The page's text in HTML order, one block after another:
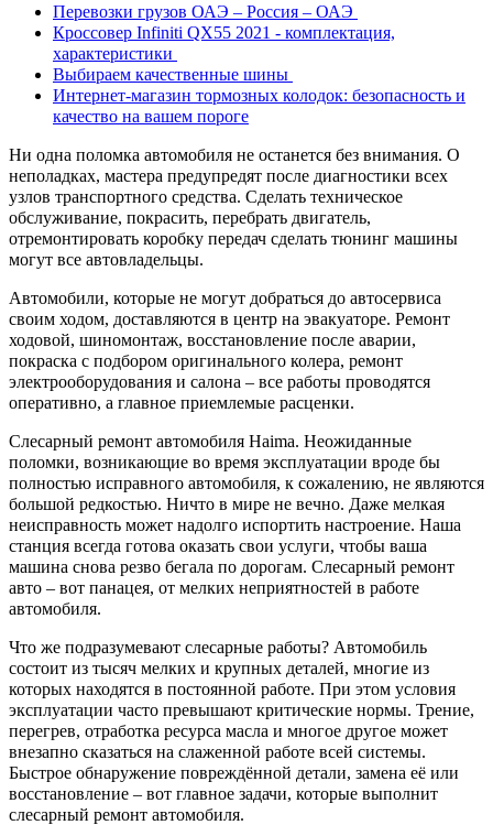
Перевозки грузов ОАЭ – Россия – ОАЭ
Кроссовер Infiniti QX55 2021 - комплектация,
характеристики
Выбираем качественные шины
Интернет-магазин тормозных колодок: безопасность и
качество на вашем пороге
Ни одна поломка автомобиля не останется без внимания. О
неполадках, мастера предупредят после диагностики всех
узлов транспортного средства. Сделать техническое
обслуживание, покрасить, перебрать двигатель,
отремонтировать коробку передач сделать тюнинг машины
могут все автовладельцы.
Автомобили, которые не могут добраться до автосервиса
своим ходом, доставляются в центр на эвакуаторе. Ремонт
ходовой, шиномонтаж, восстановление после аварии,
покраска с подбором оригинального колера, ремонт
электрооборудования и салона – все работы проводятся
оперативно, а главное приемлемые расценки.
Слесарный ремонт автомобиля Haima. Неожиданные
поломки, возникающие во время эксплуатации вроде бы
полностью исправного автомобиля, к сожалению, не являются
большой редкостью. Ничто в мире не вечно. Даже мелкая
неисправность может надолго испортить настроение. Наша
станция всегда готова оказать свои услуги, чтобы ваша
машина снова резво бегала по дорогам. Слесарный ремонт
авто – вот панацея, от мелких неприятностей в работе
автомобиля.
Что же подразумевают слесарные работы? Автомобиль
состоит из тысяч мелких и крупных деталей, многие из
которых находятся в постоянной работе. При этом условия
эксплуатации часто превышают критические нормы. Трение,
перегрев, отработка ресурса масла и многое другое может
внезапно сказаться на слаженной работе всей системы.
Быстрое обнаружение повреждённой детали, замена её или
восстановление – вот главное задачи, которые выполнит
слесарный ремонт автомобиля.